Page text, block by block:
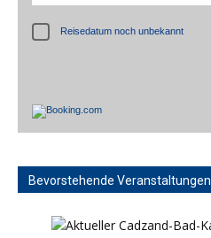
Reisedatum noch unbekannt
Bevorstehende Veranstaltungen